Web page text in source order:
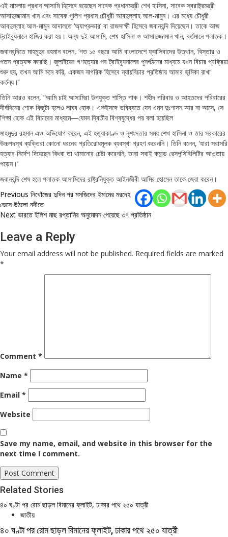
এই মামলায় প্রধান আসামি হিসেবে রয়েছেন সাবেক প্রধানমন্ত্রী শেখ হাসিনা, সাবেক স্বরাষ্ট্রমন্ত্রী
আসাদুজ্জামান খান এবং সাবেক পুলিশ প্রধান চৌধুরী আবদুল্লাহ আল-মামুন। এর মধ্যে চৌধুরী
আবদুল্লাহ আল-মামুন আদালতে ‘অ্যাপ্রুভার’ বা রাজসাক্ষী হিসেবে জবানবন্দি দিয়েছেন। তাকে আজ
ট্রাইব্যুনালে হাজির করা হয়। অন্য দুই আসামি, শেখ হাসিনা ও আসাদুজ্জামান খান, বর্তমানে পলাতক।
জবানবন্দিতে মাহমুদুর রহমান বলেন, ‘গত ১৫ বছরে আমি বাংলাদেশে ফ্যাসিবাদের উত্থান, বিস্তার ও
পতন প্রত্যক্ষ করেছি। জুলাইয়ের গণহত্যার পর ট্রাইব্যুনালের পুনর্গঠনের মাধ্যমে যখন বিচার প্রক্রিয়া
শুরু হয়, তখন আমি মনে করি, একজন নাগরিক হিসেবে ন্যায়বিচার প্রতিষ্ঠায় আমার ভূমিকা রাখা
কর্তব্য।’
তিনি আরও বলেন, “আমি চাই আসামিরা উপযুক্ত শাস্তি পাক। শহীদ পরিবার ও আহতদের পরিবারের
দীর্ঘদিনের শোক কিছুটা হলেও লাঘব হোক। একইসঙ্গে ভবিষ্যতে যেন এমন দুঃশাসন আর না আসে, সে
শিক্ষা হোক এই বিচারের মাধ্যমে—যেমন দ্বিতীয় বিশ্বযুদ্ধের পর বলা হয়েছিল
মাহমুদুর রহমান এও অভিযোগ করেন, এই হত্যাকাণ্ড ও নৃশংসতার সময় শেখ হাসিনা ও তার সরকারের
উচ্চপদস্থ ব্যক্তিরা কোনো ধরনের প্রতিরোধমূলক ব্যবস্থা গ্রহণ করেননি। তিনি বলেন, ‘যারা সরাসরি
হত্যার নির্দেশ দিয়েছেন কিংবা তা থামানোর চেষ্টা করেননি, তারা সবাই কমান্ড রেসপন্সিবিলিটির আওতায়
পড়েন।’
জবানবন্দি শেষ হলে পলাতক আসামিদের রাষ্ট্রনিযুক্ত আইনজীবী আমির হোসেন তাকে জেরা করেন।
Post
navigation
Previous নিখোঁজের দুদিন পর মসজিদের ইমামের মরদেহ
ভেসে উঠলো নদীতে
Next ভারতে ইলিশ মাছ রপ্তানির অনুমোদন পেয়েছে ৩৭ প্রতিষ্ঠান
Leave a Reply
Your email address will not be published. Required fields are marked
*
Comment *
Name *
Email *
Website
Save my name, email, and website in this browser for the
next time I comment.
Related Stories
৪০ ঘণ্টা পর রোম ছাড়ল বিমানের ফ্লাইট, ঢাকার পথে ২৫০ যাত্রী
জাতীয়
৪০ ঘণ্টা পর রোম ছাড়ল বিমানের ফ্লাইট, ঢাকার পথে ২৫০ যাত্রী